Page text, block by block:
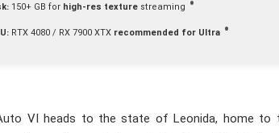
150+ GB for high-res texture streaming
RTX 4080 / RX 7900 XTX recommended for Ultra
VI heads to the state of Leonida, home to